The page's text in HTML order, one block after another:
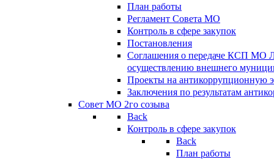
План работы
Регламент Совета МО
Контроль в сфере закупок
Постановления
Соглашения о передаче КСП МО
осуществлению внешнего
Проекты на антикоррупционную
Заключения по результатам
Совет МО 2го созыва
Back
Контроль в сфере закупок
Back
План работы